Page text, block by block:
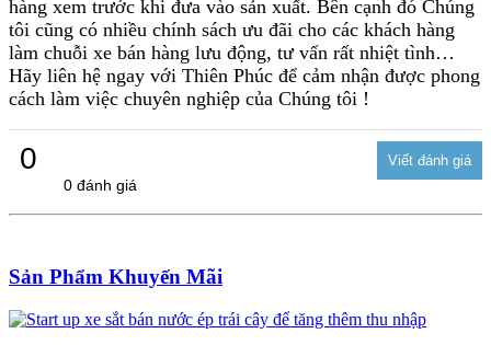
hàng xem trước khi đưa vào sản xuất. Bên cạnh đó Chúng
tôi cũng có nhiều chính sách ưu đãi cho các khách hàng
làm chuỗi xe bán hàng lưu động, tư vấn rất nhiệt tình…
Hãy liên hệ ngay với Thiên Phúc để cảm nhận được phong
cách làm việc chuyên nghiệp của Chúng tôi !
0
0 đánh giá
Sản Phẩm Khuyến Mãi